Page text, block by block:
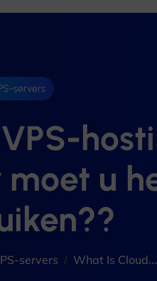
servers
u
servers What Is Cloud...